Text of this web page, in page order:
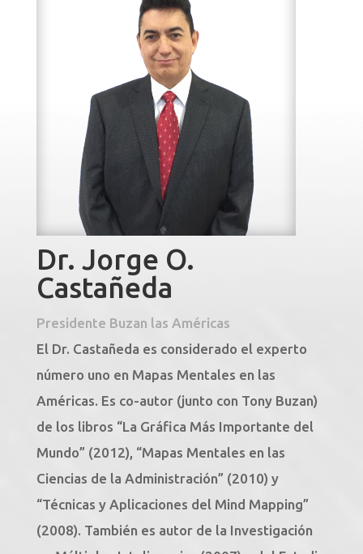
Dr. Jorge O.
Castañeda
Presidente Buzan las Américas
El Dr. Castañeda es considerado el experto
número uno en Mapas Mentales en las
Américas. Es co-autor (junto con Tony Buzan)
de los libros “La Gráfica Más Importante del
Mundo” (2012), “Mapas Mentales en las
Ciencias de la Administración” (2010) y
“Técnicas y Aplicaciones del Mind Mapping”
(2008). También es autor de la Investigación